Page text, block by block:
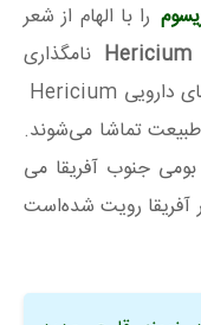
را با الهام از شعر
Hericium نامگذاری
تماشا می‌شوند.
جنوب آفریقا می
آفریقا رویت شده‌است